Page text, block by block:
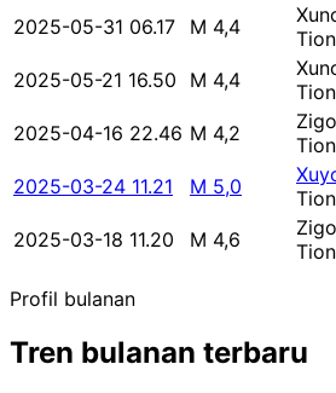
2025-05-31 06.17 M 4,4
2025-05-21 16.50 M 4,4
2025-04-16 22.46 M 4,2
2025-03-24 11.21 M 5,0
2025-03-18 11.20 M 4,6
Profil bulanan
Tren bulanan terbaru